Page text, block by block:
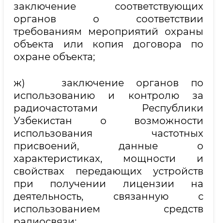
заключение соответствующих
органов о соответствии
требованиям мероприятий охраны
объекта или копия договора по
охране объекта;
ж) заключение органов по
использованию и контролю за
радиочастотами Республики
Узбекистан о возможности
использования частотных
присвоений, данные о
характеристиках, мощности и
свойствах передающих устройств
при получении лицензии на
деятельность, связанную с
использованием средств